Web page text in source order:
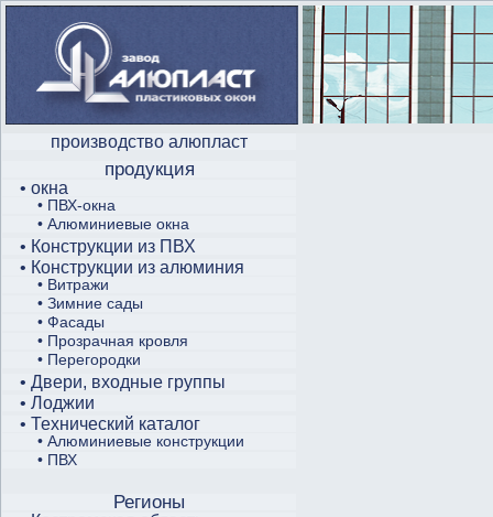
производство алюпласт
продукция
• окна
• ПВХ-окна
• Алюминиевые окна
• Конструкции из ПВХ
• Конструкции из алюминия
• Витражи
• Зимние сады
• Фасады
• Прозрачная кровля
• Перегородки
• Двери, входные группы
• Лоджии
• Технический каталог
• Алюминиевые конструкции
• ПВХ
Регионы